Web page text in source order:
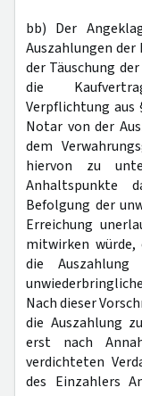
bb) Der
Auszahlungen
der Täuschung
die
Verpflichtung aus
Notar von der
dem
hiervon zu
Anhaltspunkte
Befolgung der
Erreichung
mitwirken würde,
die
Nach dieser
die Auszahlung
erst nach
verdichteten
des Einzahlers